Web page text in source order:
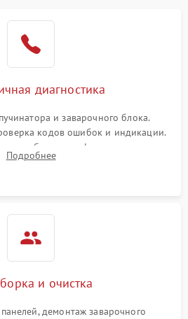
диагностика
и заварочного блока.
кодов ошибок и индикации.
и кофемолки на слух.
и давления воды для выявления
Подробнее
и очистка
демонтаж заварочного